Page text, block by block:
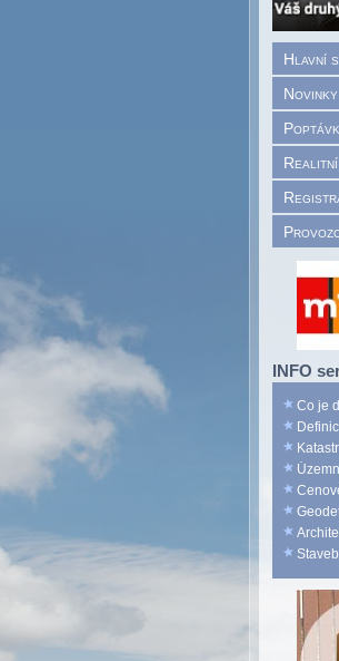
Hlavní
Novinky
INFO
Co je